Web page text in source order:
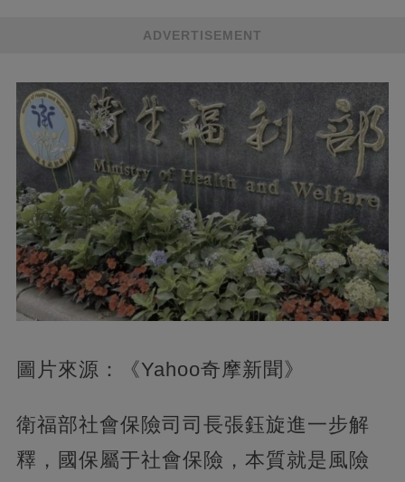
ADVERTISEMENT
圖片來源：《Yahoo奇摩新聞》
衛福部社會保險司司長張鈺旋進一步解
釋，國保屬于社會保險，本質就是風險